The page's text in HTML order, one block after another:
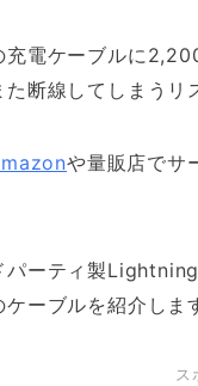
充電ケーブルに
断線してしまうリ
や量販店でサ
ーティ製Lightning
ーブルを紹介しま
ス